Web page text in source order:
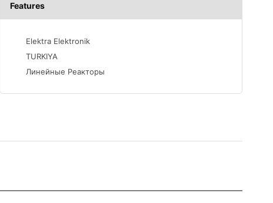
Features
Elektra Elektronik
TURKIYA
Линейные Реакторы